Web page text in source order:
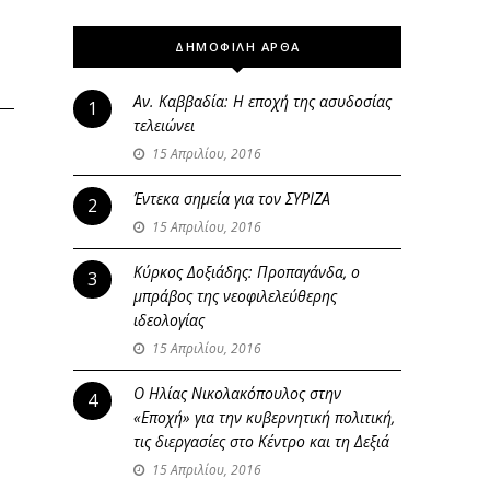
ΔΗΜΟΦΙΛΗ ΑΡΘΑ
1
Αν. Καββαδία: Η εποχή της ασυδοσίας
τελειώνει
15 Απριλίου, 2016
2 Έντεκα σημεία για τον ΣΥΡΙΖΑ
15 Απριλίου, 2016
3
Κύρκος Δοξιάδης: Προπαγάνδα, ο
μπράβος της νεοφιλελεύθερης
ιδεολογίας
15 Απριλίου, 2016
4
Ο Ηλίας Νικολακόπουλος στην
«Εποχή» για την κυβερνητική πολιτική,
τις διεργασίες στο Κέντρο και τη Δεξιά
15 Απριλίου, 2016